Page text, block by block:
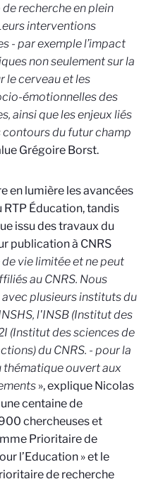
recherche en plein
interventions
- par exemple l’impact
non seulement sur la
le cerveau et les
émotionnelles des
ainsi que les enjeux liés
du futur champ
Grégoire Borst.
en lumière les avancées
Éducation, tandis
issu des travaux du
publication à CNRS
de vie limitée et ne peut
au CNRS. Nous
plusieurs instituts du
l'INSB (Institut des
(Institut des sciences de
du CNRS. - pour la
thématique ouvert aux
», explique Nicolas
centaine de
chercheuses et
Prioritaire de
l’Education » et le
de recherche